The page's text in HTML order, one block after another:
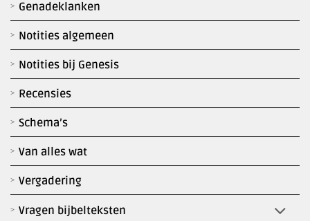
Genadeklanken
Notities algemeen
Notities bij Genesis
Recensies
Schema’s
Van alles wat
Vergadering
Vragen bijbelteksten